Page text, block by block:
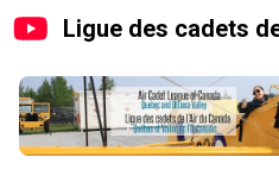
Ligue des cadets
Cadet League (Qc
Valley)